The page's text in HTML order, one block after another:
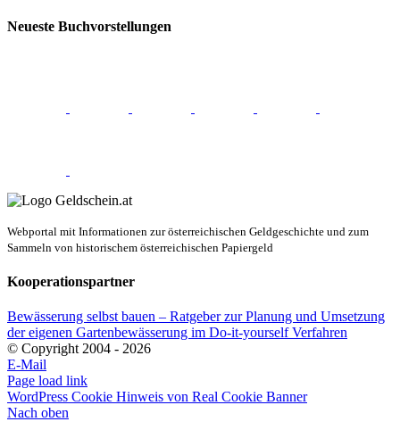
Neueste Buchvorstellungen
Webportal mit Informationen zur österreichischen Geldgeschichte und zum
Sammeln von historischem österreichischen Papiergeld
Kooperationspartner
Bewässerung selbst bauen – Ratgeber zur Planung und Umsetzung
der eigenen Gartenbewässerung im Do-it-yourself Verfahren
© Copyright 2004 - 2026
E-Mail
Page load link
WordPress Cookie Hinweis von Real Cookie Banner
Nach oben